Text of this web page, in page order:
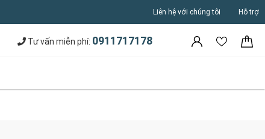
Liên hệ với chúng tôi Hỗ trợ
Tư vấn miễn phí: 0911717178